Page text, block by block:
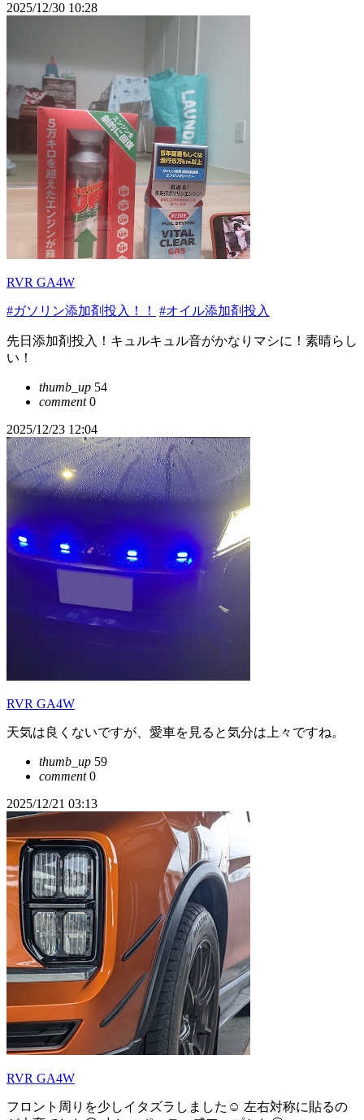
2025/12/30 10:28
RVR GA4W
#ガソリン添加剤投入！！ #オイル添加剤投入
先日添加剤投入！キュルキュル音がかなりマシに！素晴らし
い！
thumb_up 54
comment0
2025/12/23 12:04
RVR GA4W
天気は良くないですが、愛車を見ると気分は上々ですね。
thumb_up 59
comment0
2025/12/21 03:13
RVR GA4W
フロント周りを少しイタズラしました☺ 左右対称に貼るの